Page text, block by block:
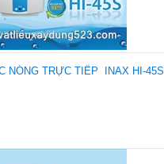
NÓNG TRỰC TIẾP INAX HI-45S